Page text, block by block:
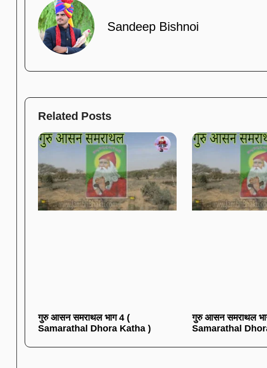
Sandeep Bishnoi
Related Posts
गुरु आसन समराथल भाग 4 (
Samarathal Dhora Katha )
गुरु आसन समराथल
Samarathal